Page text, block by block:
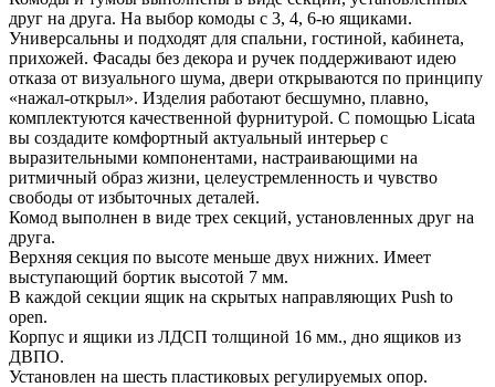
друг на друга. На выбор комоды с 3, 4, 6-ю ящиками.
Универсальны и подходят для спальни, гостиной, кабинета,
прихожей. Фасады без декора и ручек поддерживают идею
отказа от визуального шума, двери открываются по принципу
«нажал-открыл». Изделия работают бесшумно, плавно,
комплектуются качественной фурнитурой. С помощью Licata
вы создадите комфортный актуальный интерьер с
выразительными компонентами, настраивающими на
ритмичный образ жизни, целеустремленность и чувство
свободы от избыточных деталей.
Комод выполнен в виде трех секций, установленных друг на
друга.
Верхняя секция по высоте меньше двух нижних. Имеет
выступающий бортик высотой 7 мм.
В каждой секции ящик на скрытых направляющих Push to
open.
Корпус и ящики из ЛДСП толщиной 16 мм., дно ящиков из
ДВПО.
Установлен на шесть пластиковых регулируемых опор.